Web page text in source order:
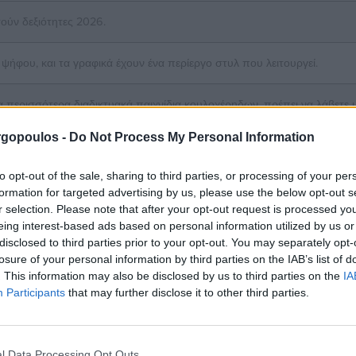
- Do Not Process My Personal Information
opt-out of the sale, sharing to third parties, or processing of your
for targeted advertising by us, please use the below opt-out
selection. Please note that after your opt-out request is processed
interest-based ads based on personal information utilized by us
to third parties prior to your opt-out. You may separately
of your personal information by third parties on the IAB’s list of
This information may also be disclosed by us to third parties on the
Participants that may further disclose it to other third parties.
και τα γραφικά έχουν ένα περίεργο στυλ που λειτουργεί.
περισσότερα διαδικτυακά παιχνίδια κουλοχέρηδων, πρέπει να λάβετε
εμπόρων για τα
από πέντε τροχούς, το ποσό που έχετε λάβει ως
εμπόρων σε ζωντανά παιχνίδια, διαπίστωσα ότι τα
αγαπημένα παιχνίδια
οπότε μην απογοητεύεστε από την πιθανότητα να μην
επίδειξης των κουλοχέρηδων, μπορείτε να έχετε απλά